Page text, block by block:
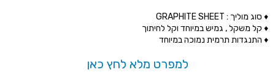
♦ סוג מוליך : GRAPHITE SHEET
♦ קל משקל , גמיש במיוחד וקל לחיתוך
♦ התנגדות תרמית נמוכה במיוחד
למפרט מלא לחץ כאן